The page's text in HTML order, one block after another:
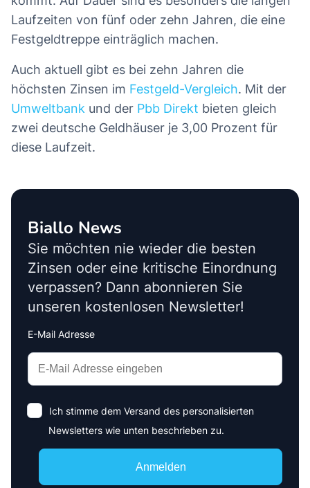
Laufzeiten von fünf oder zehn Jahren, die eine
Festgeldtreppe einträglich machen.
Auch aktuell gibt es bei zehn Jahren die
höchsten Zinsen im Festgeld-Vergleich. Mit der
Umweltbank und der Pbb Direkt bieten gleich
zwei deutsche Geldhäuser je 3,00 Prozent für
diese Laufzeit.
Biallo News
Sie möchten nie wieder die besten
Zinsen oder eine kritische Einordnung
verpassen? Dann abonnieren Sie
unseren kostenlosen Newsletter!
E-Mail Adresse
Interests
Amount
Anmelden
Ich stimme dem Versand des personalisierten
Newsletters wie unten beschrieben zu.